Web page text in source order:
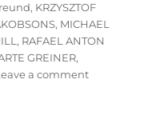
, KRZYSZTOF
, MICHAEL
, RAFAEL ANTON
GREINER,
a commenton